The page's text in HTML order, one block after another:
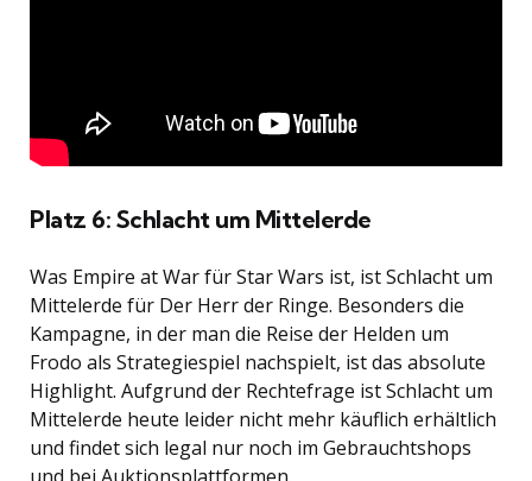
Platz 6: Schlacht um Mittelerde
Was Empire at War für Star Wars ist, ist Schlacht um
Mittelerde für Der Herr der Ringe. Besonders die
Kampagne, in der man die Reise der Helden um
Frodo als Strategiespiel nachspielt, ist das absolute
Highlight. Aufgrund der Rechtefrage ist Schlacht um
Mittelerde heute leider nicht mehr käuflich erhältlich
und findet sich legal nur noch im Gebrauchtshops